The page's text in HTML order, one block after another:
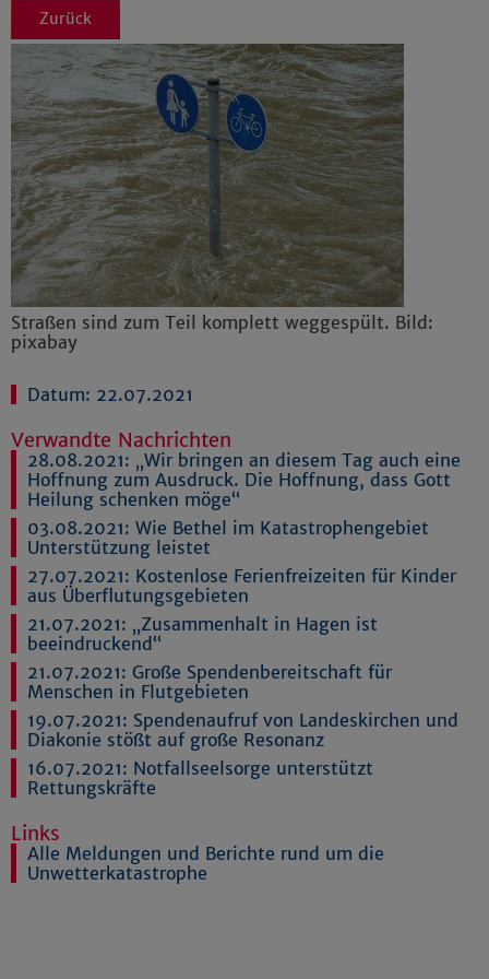
Zurück
Straßen sind zum Teil komplett weggespült. Bild:
pixabay
Datum: 22.07.2021
Verwandte Nachrichten
28.08.2021: „Wir bringen an diesem Tag auch eine
Hoffnung zum Ausdruck. Die Hoffnung, dass Gott
Heilung schenken möge“
03.08.2021: Wie Bethel im Katastrophengebiet
Unterstützung leistet
27.07.2021: Kostenlose Ferienfreizeiten für Kinder
aus Überflutungsgebieten
21.07.2021: „Zusammenhalt in Hagen ist
beeindruckend“
21.07.2021: Große Spendenbereitschaft für
Menschen in Flutgebieten
19.07.2021: Spendenaufruf von Landeskirchen und
Diakonie stößt auf große Resonanz
16.07.2021: Notfallseelsorge unterstützt
Rettungskräfte
Links
Alle Meldungen und Berichte rund um die
Unwetterkatastrophe